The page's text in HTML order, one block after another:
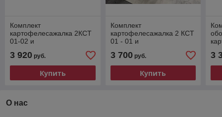
Комплект
картофелесажалка 2КСТ
01-02 и
для мини-тракторов
Беларус МТЗ
3 920 руб.
Купить
Комплект
картофелесажалка 2 КСТ
01 - 01 и
01
3 700руб.
Купить
01
3
О нас